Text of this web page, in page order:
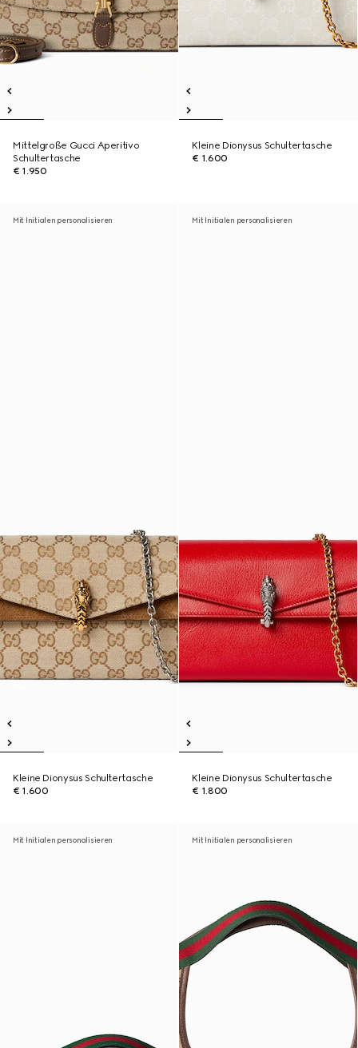
Mittelgroße Gucci Aperitivo
Schultertasche
€ 1.950
Kleine Dionysus Schultertasche
€ 1.600
Mit Initialen personalisieren
Kleine Dionysus Schultertasche
€ 1.600
Mit Initialen personalisieren
Kleine Dionysus Schultertasche
€ 1.800
Mit Initialen personalisieren Mit Initialen personalisieren